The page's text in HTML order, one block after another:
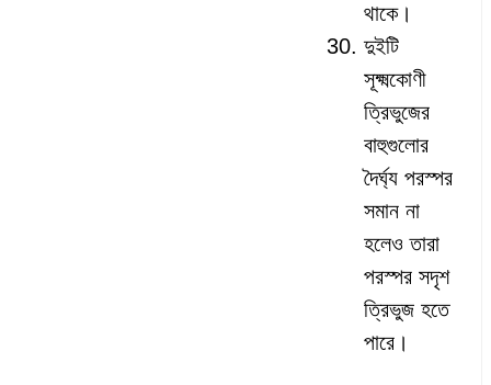
থাকে।
দুইটি
সূক্ষ্মকোণী
ত্রিভুজের
বাহুগুলোর
দৈর্ঘ্য পরস্পর
সমান না
হলেও তারা
পরস্পর সদৃশ
ত্রিভুজ হতে
পারে।